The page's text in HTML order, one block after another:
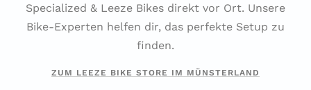
Specialized & Leeze Bikes direkt vor Ort. Unsere
Bike-Experten helfen dir, das perfekte Setup zu
finden.
ZUM LEEZE BIKE STORE IM MÜNSTERLAND